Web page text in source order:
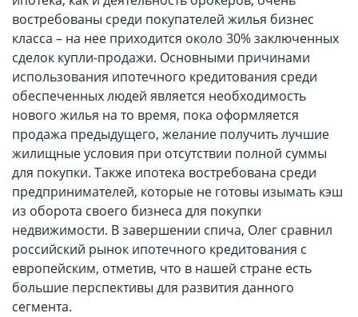
востребованы среди покупателей жилья бизнес
класса – на нее приходится около 30% заключенных
сделок купли-продажи. Основными причинами
использования ипотечного кредитования среди
обеспеченных людей является необходимость
нового жилья на то время, пока оформляется
продажа предыдущего, желание получить лучшие
жилищные условия при отсутствии полной суммы
для покупки. Также ипотека востребована среди
предпринимателей, которые не готовы изымать кэш
из оборота своего бизнеса для покупки
недвижимости. В завершении спича, Олег сравнил
российский рынок ипотечного кредитования с
европейским, отметив, что в нашей стране есть
большие перспективы для развития данного
сегмента.